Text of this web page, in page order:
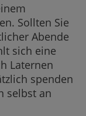
Sollten Sie
Abende
sich eine
Laternen
spenden
selbst an